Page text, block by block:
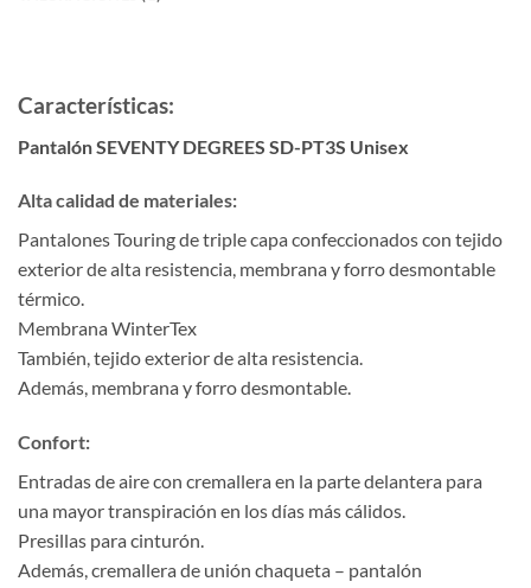
Características:
Pantalón SEVENTY DEGREES SD-PT3S Unisex
Alta calidad de materiales:
Pantalones Touring de triple capa confeccionados con tejido
exterior de alta resistencia, membrana y forro desmontable
térmico.
Membrana WinterTex
También, tejido exterior de alta resistencia.
Además, membrana y forro desmontable.
Confort:
Entradas de aire con cremallera en la parte delantera para
una mayor transpiración en los días más cálidos.
Presillas para cinturón.
Además, cremallera de unión chaqueta – pantalón